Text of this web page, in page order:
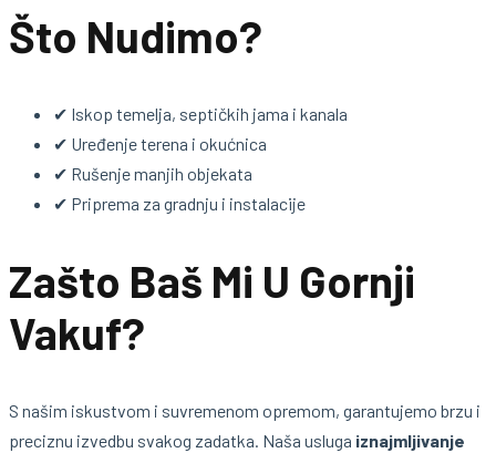
Što Nudimo?
✔ Iskop temelja, septičkih jama i kanala
✔ Uređenje terena i okućnica
✔ Rušenje manjih objekata
✔ Priprema za gradnju i instalacije
Zašto Baš Mi U Gornji
Vakuf?
S našim iskustvom i suvremenom opremom, garantujemo brzu i
preciznu izvedbu svakog zadatka. Naša usluga iznajmljivanje